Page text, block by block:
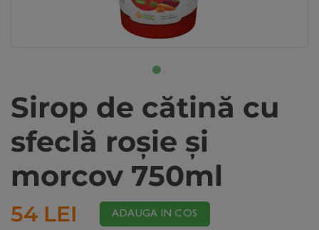
Sirop de cătină cu
sfeclă roşie şi
morcov 750ml
54 LEI ADAUGA IN COS